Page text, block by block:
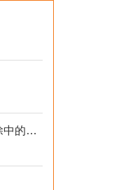
冷冻干燥机在热敏样品水分去除中的应用